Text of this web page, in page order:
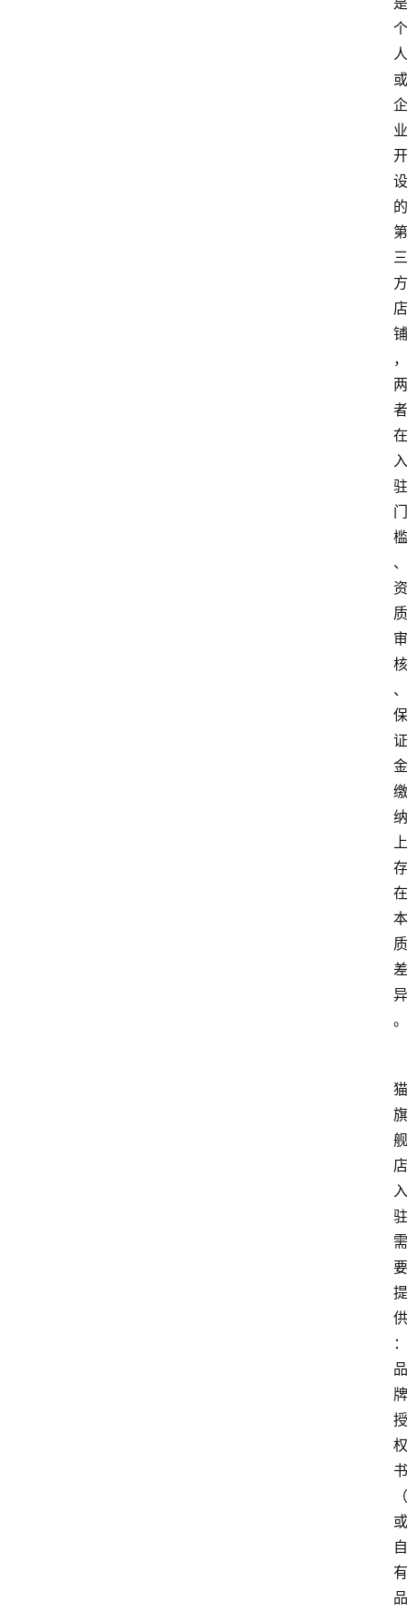
个
人
或
企
业
开
设
的
第
三
方
店
铺
，
两
者
在
入
驻
门
槛
、
资
质
审
核
、
保
证
金
缴
纳
上
存
在
本
质
差
异
。
猫
旗
舰
店
入
驻
需
要
提
供
：
品
牌
授
权
书
（
或
自
有
品